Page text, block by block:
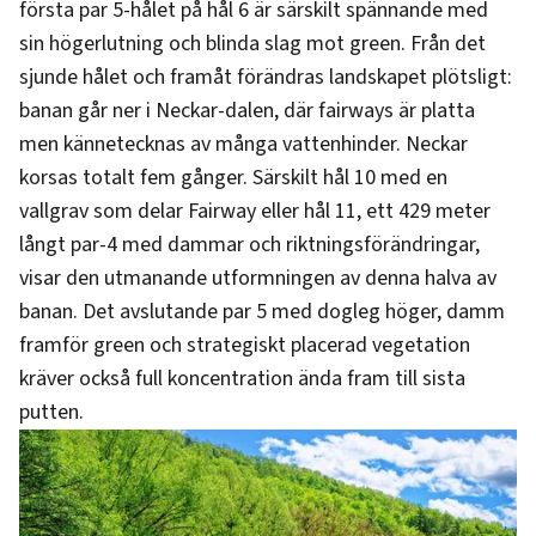
första par 5-hålet på hål 6 är särskilt spännande med
sin högerlutning och blinda slag mot green. Från det
sjunde hålet och framåt förändras landskapet plötsligt:
banan går ner i Neckar-dalen, där fairways är platta
men kännetecknas av många vattenhinder. Neckar
korsas totalt fem gånger. Särskilt hål 10 med en
vallgrav som delar Fairway eller hål 11, ett 429 meter
långt par-4 med dammar och riktningsförändringar,
visar den utmanande utformningen av denna halva av
banan. Det avslutande par 5 med dogleg höger, damm
framför green och strategiskt placerad vegetation
kräver också full koncentration ända fram till sista
putten.